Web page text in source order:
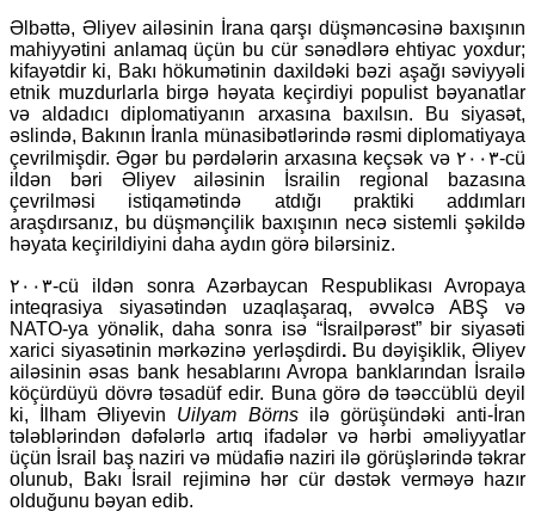
Əlbəttə, Əliyev ailəsinin İrana qarşı düşməncəsinə baxışının
mahiyyətini anlamaq üçün bu cür sənədlərə ehtiyac yoxdur;
kifayətdir ki, Bakı hökumətinin daxildəki bəzi aşağı səviyyəli
etnik muzdurlarla birgə həyata keçirdiyi populist bəyanatlar
və aldadıcı diplomatiyanın arxasına baxılsın. Bu siyasət,
əslində, Bakının İranla münasibətlərində rəsmi diplomatiyaya
çevrilmişdir. Əgər bu pərdələrin arxasına keçsək və ۲۰۰۳-cü
ildən bəri Əliyev ailəsinin İsrailin regional bazasına
çevrilməsi istiqamətində atdığı praktiki addımları
araşdırsanız, bu düşmənçilik baxışının necə sistemli şəkildə
həyata keçirildiyini daha aydın görə bilərsiniz.
۲۰۰۳-cü ildən sonra Azərbaycan Respublikası Avropaya
inteqrasiya siyasətindən uzaqlaşaraq, əvvəlcə ABŞ və
NATO-ya yönəlik, daha sonra isə “İsrailpərəst” bir siyasəti
xarici siyasətinin mərkəzinə yerləşdirdi.Bu dəyişiklik, Əliyev
ailəsinin əsas bank hesablarını Avropa banklarından İsrailə
köçürdüyü dövrə təsadüf edir. Buna görə də təəccüblü deyil
ki, İlham Əliyevin Uilyam Börnsilə görüşündəki anti-İran
tələblərindən dəfələrlə artıq ifadələr və hərbi əməliyyatlar
üçün İsrail baş naziri və müdafiə naziri ilə görüşlərində təkrar
olunub, Bakı İsrail rejiminə hər cür dəstək verməyə hazır
olduğunu bəyan edib.